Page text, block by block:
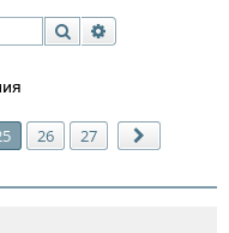
Поиск
26 27